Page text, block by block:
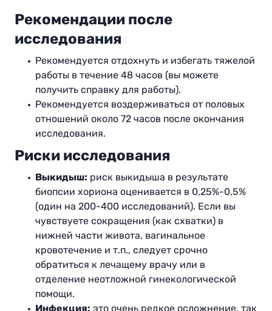
Рекомендации после
исследования
Рекомендуется отдохнуть и избегать тяжелой
работы в течение 48 часов (вы можете
получить справку для работы).
Рекомендуется воздерживаться от половых
отношений около 72 часов после окончания
исследования.
Риски исследования
Выкидыш: риск выкидыша в результате
биопсии хориона оценивается в 0,25%-0,5%
(один на 200-400 исследований). Если вы
чувствуете сокращения (как схватки) в
нижней части живота, вагинальное
кровотечение и т.п., следует срочно
обратиться к лечащему врачу или в
отделение неотложной гинекологической
помощи.
Инфекция: это очень редкое осложнение, так